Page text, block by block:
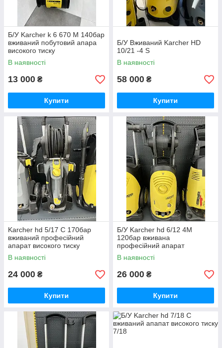
Б/У Karcher k 6 670 М 140бар
вживаний побутовий апара
високого тиску
В наявності
13 000 ₴
Купити
Б/У Вживаний Karcher HD
10/21 -4 S
В наявності
58 000 ₴
Купити
Karcher hd 5/17 C 170бар
вживаний професійний
апарат високого тиску
В наявності
24 000 ₴
Купити
Б/У Karcher hd 6/12 4M
120бар вживана
професійний апарат
високого тиску
В наявності
26 000 ₴
Купити